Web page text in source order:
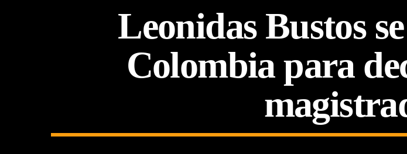
Leonidas Bustos
Colombia para